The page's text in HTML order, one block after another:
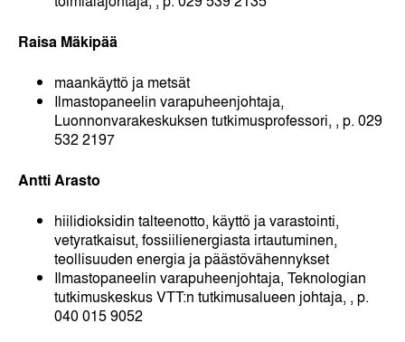
Raisa Mäkipää
maankäyttö ja metsät
Ilmastopaneelin varapuheenjohtaja,
Luonnonvarakeskuksen tutkimusprofessori, , p. 029
532 2197
Antti Arasto
hiilidioksidin talteenotto, käyttö ja varastointi,
vetyratkaisut, fossiilienergiasta irtautuminen,
teollisuuden energia ja päästövähennykset
Ilmastopaneelin varapuheenjohtaja, Teknologian
tutkimuskeskus VTT:n tutkimusalueen johtaja, , p.
040 015 9052